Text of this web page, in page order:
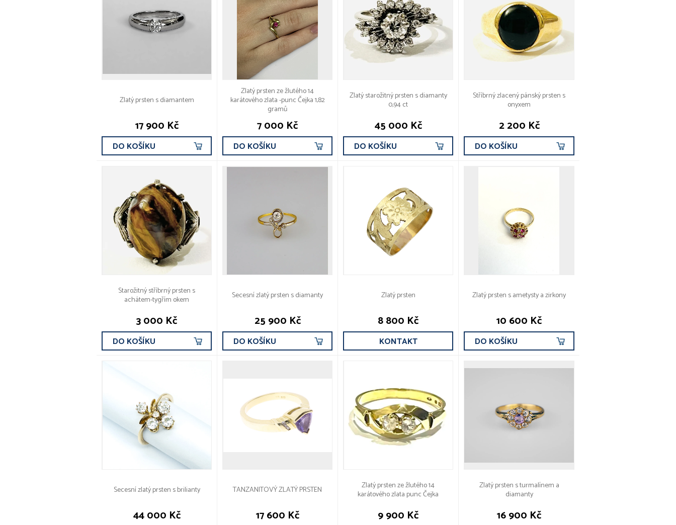
Zlatý prsten s diamantem
17 900 Kč
DO KOŠÍKU
Zlatý prsten ze žlutého 14
karátového zlata -punc Čejka 1,82
gramů
7 000 Kč
DO KOŠÍKU
Zlatý starožitný prsten s diamanty
0,94 ct
45 000 Kč
DO KOŠÍKU
Stříbrný zlacený pánský prsten s
onyxem
2 200 Kč
DO KOŠÍKU
Starožitný stříbrný prsten s
achátem-tygřím okem
3 000 Kč
DO KOŠÍKU
Secesní zlatý prsten s diamanty
25 900 Kč
DO KOŠÍKU
Zlatý prsten
8 800 Kč
KONTAKT
Zlatý prsten s ametysty a zirkony
10 600 Kč
DO KOŠÍKU
Secesní zlatý prsten s brilianty
44 000 Kč
TANZANITOVÝ ZLATÝ PRSTEN
17 600 Kč
Zlatý prsten ze žlutého 14
karátového zlata punc Čejka
9 900 Kč
Zlatý prsten s turmalínem a
diamanty
16 900 Kč